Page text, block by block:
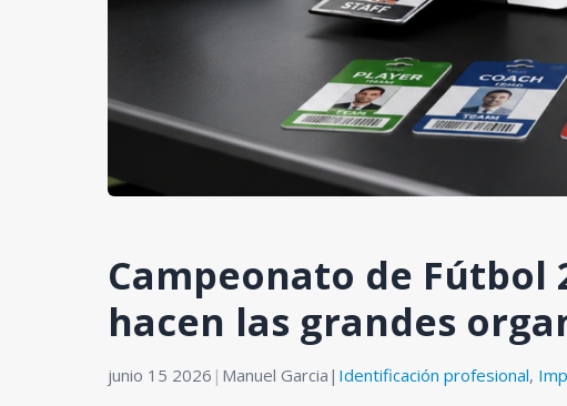
Campeonato de Fútbol
hacen las grandes
junio 15 2026 | Manuel Garcia | Identificación profesional,